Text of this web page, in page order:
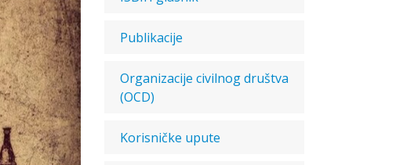
Publikacije
Organizacije civilnog društva
(OCD)
Korisničke upute